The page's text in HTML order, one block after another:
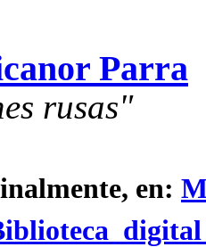
Parra
rusas"
en: